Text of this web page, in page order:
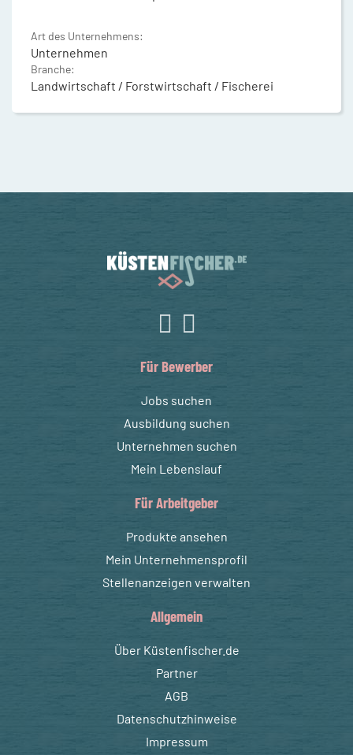
Art des Unternehmens:
Unternehmen
Branche:
Landwirtschaft / Forstwirtschaft / Fischerei
Für Bewerber
Jobs suchen
Ausbildung suchen
Unternehmen suchen
Mein Lebenslauf
Für Arbeitgeber
Produkte ansehen
Mein Unternehmensprofil
Stellenanzeigen verwalten
Allgemein
Über Küstenfischer.de
Partner
AGB
Datenschutzhinweise
Impressum